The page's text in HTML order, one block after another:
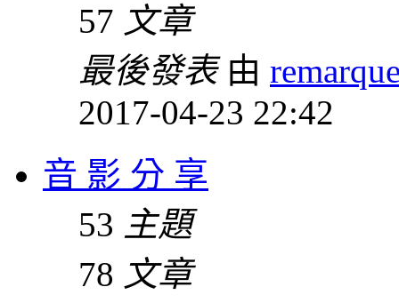
57 文章
最後發表由
2017-04-23 22:42
音 影 分 享
53 主題
78 文章